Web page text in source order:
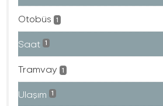
Otobüs 1
Saat 1
Tramvay 1
Ulaşım 1